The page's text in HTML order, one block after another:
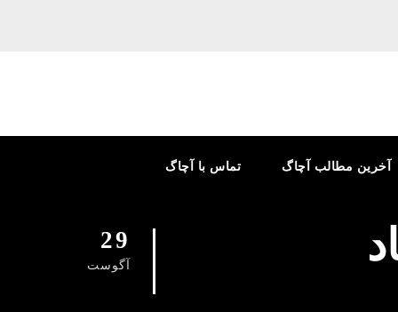
تماس با آچاگ آخرین مطالب آچاگ
29
آگوست